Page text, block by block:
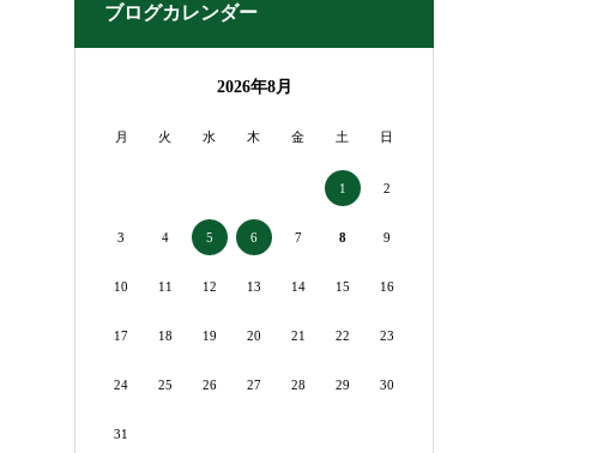
ブログカレンダー
2026年8月
月 火 水 木 金 土 日
1 2
3 4 5 6 7 8 9
10 11 12 13 14 15 16
17 18 19 20 21 22 23
24 25 26 27 28 29 30
31